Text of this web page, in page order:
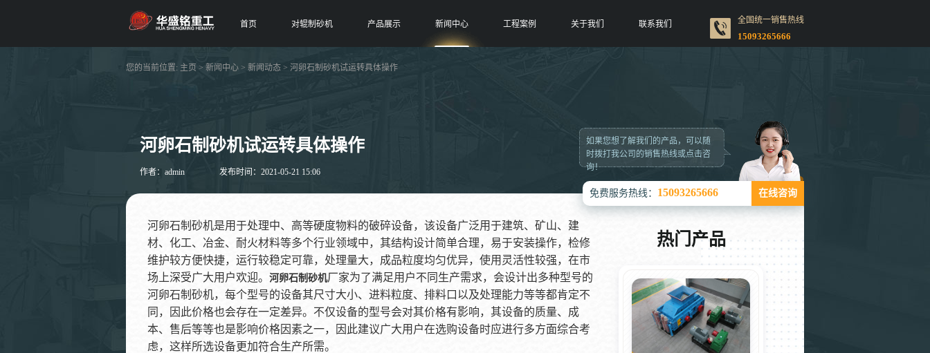
全国统一销售热线
15093265666
首页 对辊制砂机 产品展示 新闻中心 工程案例 关于我们 联系我们
您的当前位置: 主页 > 新闻中心 > 新闻动态 > 河卵石制砂机试运转具体操作
河卵石制砂机试运转具体操作
作者：admin 发布时间：2021-05-21 15:06
河卵石制砂机是用于处理中、高等硬度物料的破碎设备，该设备广泛用于建筑、矿山、建
材、化工、冶金、耐火材料等多个行业领域中，其结构设计简单合理，易于安装操作，检修
维护较方便快捷，运行较稳定可靠，处理量大，成品粒度均匀优异，使用灵活性较强，在市
场上深受广大用户欢迎。 河卵石制砂机厂家为了满足用户不同生产需求，会设计出多种型号的
河卵石制砂机，每个型号的设备其尺寸大小、进料粒度、排料口以及处理能力等等都肯定不
同，因此价格也会存在一定差异。不仅设备的型号会对其价格有影响，其设备的质量、成
本、售后等等也是影响价格因素之一，因此建议广大用户在选购设备时应进行多方面综合考
虑，这样所选设备更加符合生产所需。
免费服务热线： 15093265666 在线咨询
如果您想了解我们的产品，可以随
时拨打我公司的销售热线或点击咨
询！
热门产品